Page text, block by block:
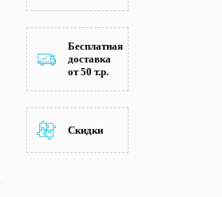
Бесплатная
доставка
от 50 т.р.
Скидки